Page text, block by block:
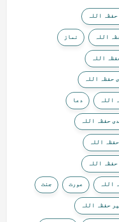
اللہ
اللہ نماز
اللہ
حفظہ اللہ
اللہ دعا
حفظہ اللہ
اللہ
اللہ
اللہ عورت جنت
حفظہ اللہ